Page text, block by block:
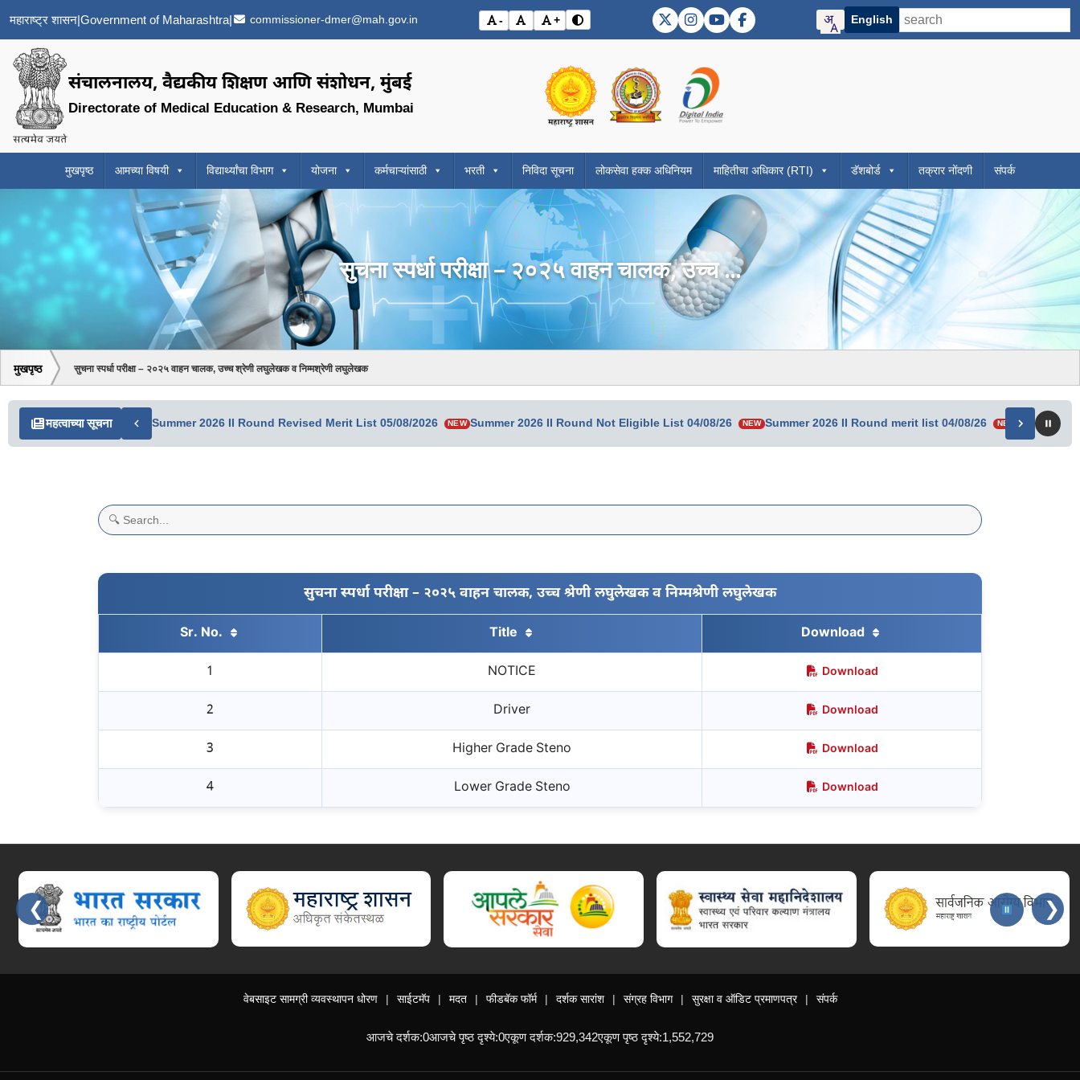
महाराष्ट्र शासन|Government of Maharashtra| commissioner-dmer@mah.gov.in
-
अक्षर आकार कमी करा (Decrease font size)
मूळ अक्षर आकार (Reset font size)
+
अक्षर आकार वाढवा (Increase font size)
विरोधाभास मोड बदला (Toggle contrast mode)
DMER X (Twitter)
DMER Instagram
DMER YouTube
DMER Facebook
English
संचालनालय, वैद्यकीय शिक्षण आणि संशोधन, मुंबई
Directorate of Medical Education & Research, Mumbai
Visit the Government of Maharashtra official website
Visit the Directorate of Medical Education and Research Maharashtra website
मुखपृष्ठ आमच्या विषयी विद्यार्थ्यांचा विभाग योजना कर्मचाऱ्यांसाठी भरती निविदा सूचना लोकसेवा हक्क अधिनियम माहितीचा अधिकार (RTI) डॅशबोर्ड तक्रार नोंदणी संपर्क
सुचना स्पर्धा परीक्षा – २०२५ वाहन चालक, उच्च ...
मुखपृष्ठ सुचना स्पर्धा परीक्षा – २०२५ वाहन चालक, उच्च श्रेणी लघुलेखक व निम्मश्रेणी लघुलेखक
महत्वाच्या सूचना Summer 2026 II Round Revised Merit List 05/08/2026 NEW Summer 2026 II Round Not Eligible List 04/08/26 NEW Summer 2026 II Round merit list 04/08/26 NEW Senior
सुचना स्पर्धा परीक्षा – २०२५ वाहन चालक, उच्च श्रेणी लघुलेखक व निम्मश्रेणी लघुलेखक
Sr. No. Title Download
1 NOTICE Download
2 Driver Download
3 Higher Grade Steno Download
4 Lower Grade Steno Download
❮ ❯
वेबसाइट सामग्री व्यवस्थापन धोरण साईटमॅप मदत फीडबॅक फॉर्म दर्शक सारांश संग्रह विभाग सुरक्षा व ऑडिट प्रमाणपत्र संपर्क
आजचे दर्शक:0आजचे पृष्ठ दृश्ये:0एकूण दर्शक:929,342एकूण पृष्ठ दृश्ये:1,552,729